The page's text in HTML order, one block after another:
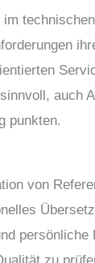
auch
punkten.
von